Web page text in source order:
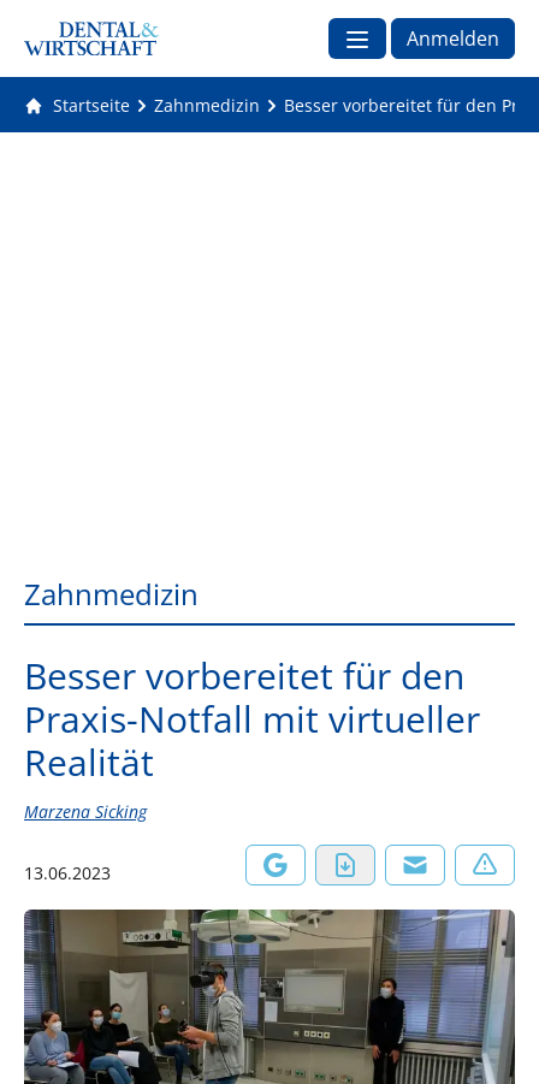
Anmelden
Startseite Zahnmedizin Besser vorbereitet für den
Zahnmedizin
Besser vorbereitet für den
Praxis-Notfall mit virtueller
Realität
Marzena Sicking
13.06.2023